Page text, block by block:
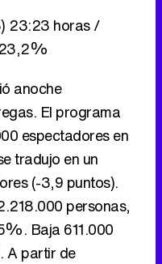
23:23 horas /
anoche
El programa
espectadores en
tradujo en un
(-3,9 puntos).
personas,
Baja 611.000
A partir de